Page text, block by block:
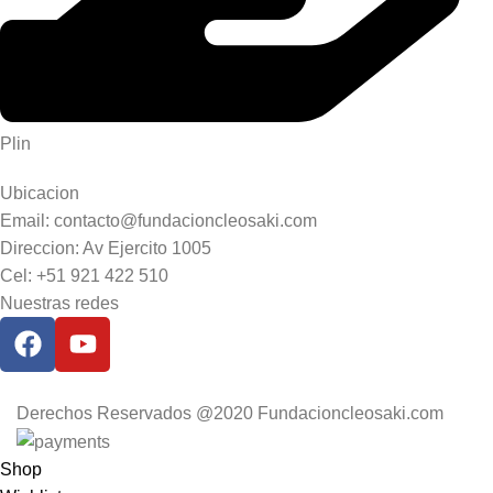
Plin
Ubicacion
Email: contacto@fundacioncleosaki.com
Direccion: Av Ejercito 1005
Cel: +51 921 422 510
Nuestras redes
Derechos Reservados @2020 Fundacioncleosaki.com
Shop